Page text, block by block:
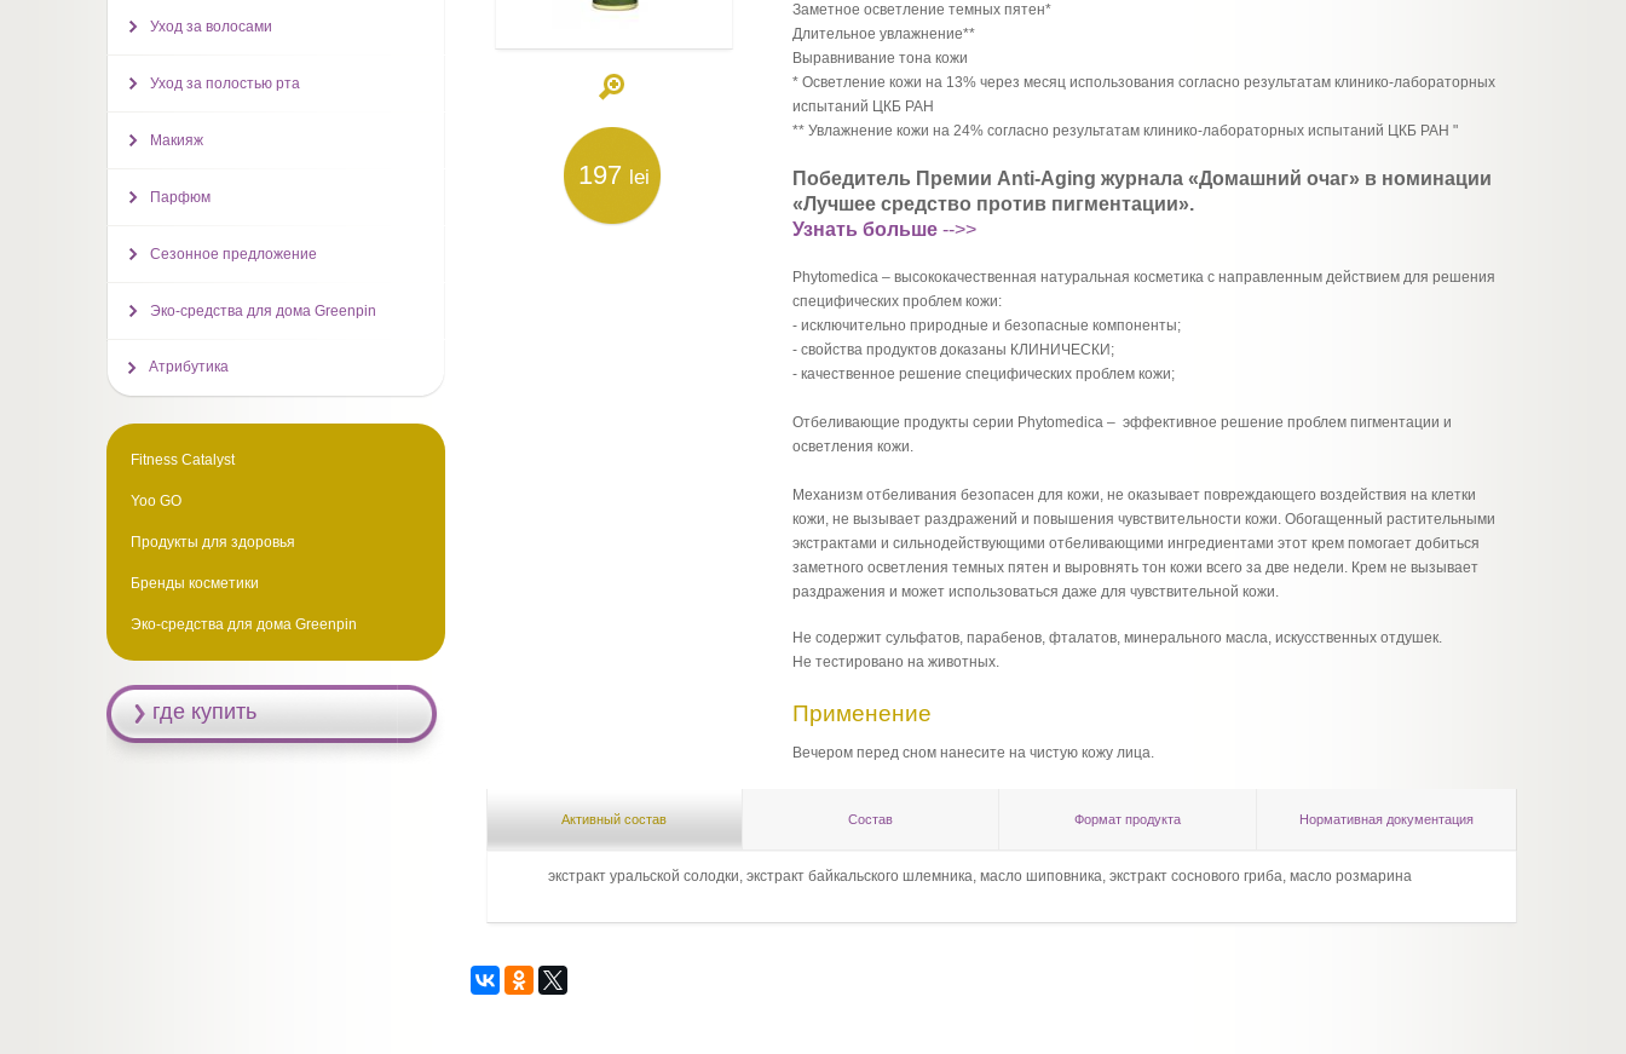
197 lei
Заметное осветление темных пятен*
Длительное увлажнение**
Выравнивание тона кожи
* Осветление кожи на 13% через месяц использования согласно результатам клинико-лабораторных
испытаний ЦКБ РАН
** Увлажнение кожи на 24% согласно результатам клинико-лабораторных испытаний ЦКБ РАН "
Победитель Премии Anti-Aging журнала «Домашний очаг» в номинации
«Лучшее средство против пигментации».
Узнать больше-->>
Phytomedica – высококачественная натуральная косметика с направленным действием для решения
специфических проблем кожи:
- исключительно природные и безопасные компоненты;
- свойства продуктов доказаны КЛИНИЧЕСКИ;
- качественное решение специфических проблем кожи;
Отбеливающие продукты серии Phytomedica – эффективное решение проблем пигментации и
осветления кожи.
Механизм отбеливания безопасен для кожи, не оказывает повреждающего воздействия на клетки
кожи, не вызывает раздражений и повышения чувствительности кожи. Обогащенный растительными
экстрактами и сильнодействующими отбеливающими ингредиентами этот крем помогает добиться
заметного осветления темных пятен и выровнять тон кожи всего за две недели. Крем не вызывает
раздражения и может использоваться даже для чувствительной кожи.
Не содержит сульфатов, парабенов, фталатов, минерального масла, искусственных отдушек.
Не тестировано на животных.
Применение
Вечером перед сном нанесите на чистую кожу лица.
Активный состав Состав Формат продукта Нормативная документация
экстракт уральской солодки, экстракт байкальского шлемника, масло шиповника, экстракт соснового гриба, масло розмарина
Уход за волосами
Уход за полостью рта
Макияж
Парфюм
Сезонное предложение
Эко-средства для дома Greenpin
Атрибутика
Fitness Catalyst
Yoo GO
Продукты для здоровья
Бренды косметики
Эко-средства для дома Greenpin
где купить